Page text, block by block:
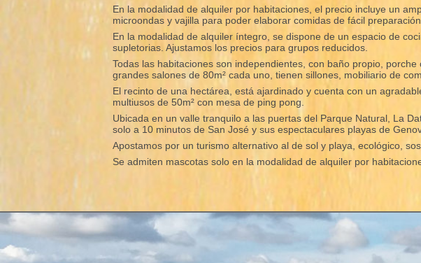
En la modalidad de alquiler por habitaciones, el precio incluye un
microondas y vajilla para poder elaborar comidas de fácil
En la modalidad de alquiler íntegro, se dispone de un espacio de
supletorias. Ajustamos los precios para grupos reducidos.
Todas las habitaciones son independientes, con baño propio,
grandes salones de 80m² cada uno, tienen sillones, mobiliario de
El recinto de una hectárea, está ajardinado y cuenta con un
multiusos de 50m² con mesa de ping pong.
Ubicada en un valle tranquilo a las puertas del Parque Natural, La
solo a 10 minutos de San José y sus espectaculares playas de
Apostamos por un turismo alternativo al de sol y playa, ecológico,
Se admiten mascotas solo en la modalidad de alquiler por